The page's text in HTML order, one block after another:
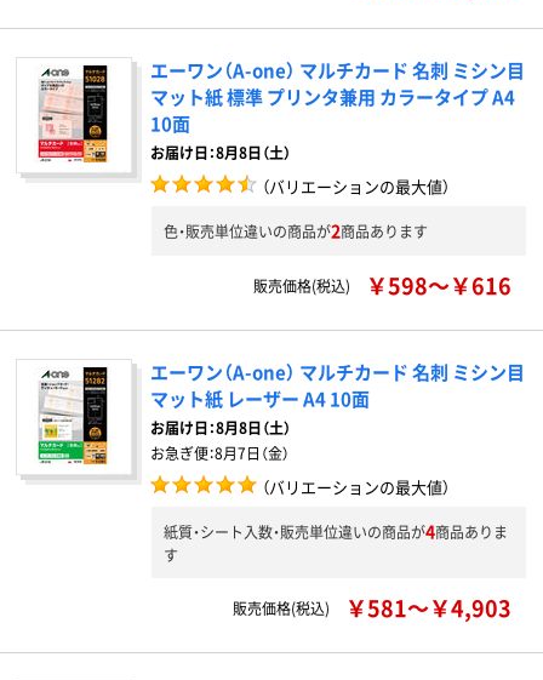
エーワン（A-one） マルチカード 名刺 ミシン目
マット紙 標準 プリンタ兼用 カラータイプ A4
10面
お届け日：8月8日（土）
（バリエーションの最大値）
色・販売単位違いの商品が2商品あります
販売価格(税込) ￥598～￥616
エーワン（A-one） マルチカード 名刺 ミシン目
マット紙 レーザー A4 10面
お届け日：8月8日（土）
お急ぎ便：8月7日（金）
（バリエーションの最大値）
紙質・シート入数・販売単位違いの商品が4商品ありま
す
販売価格(税込) ￥581～￥4,903